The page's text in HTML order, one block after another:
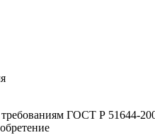
ГОСТ Р 51644-